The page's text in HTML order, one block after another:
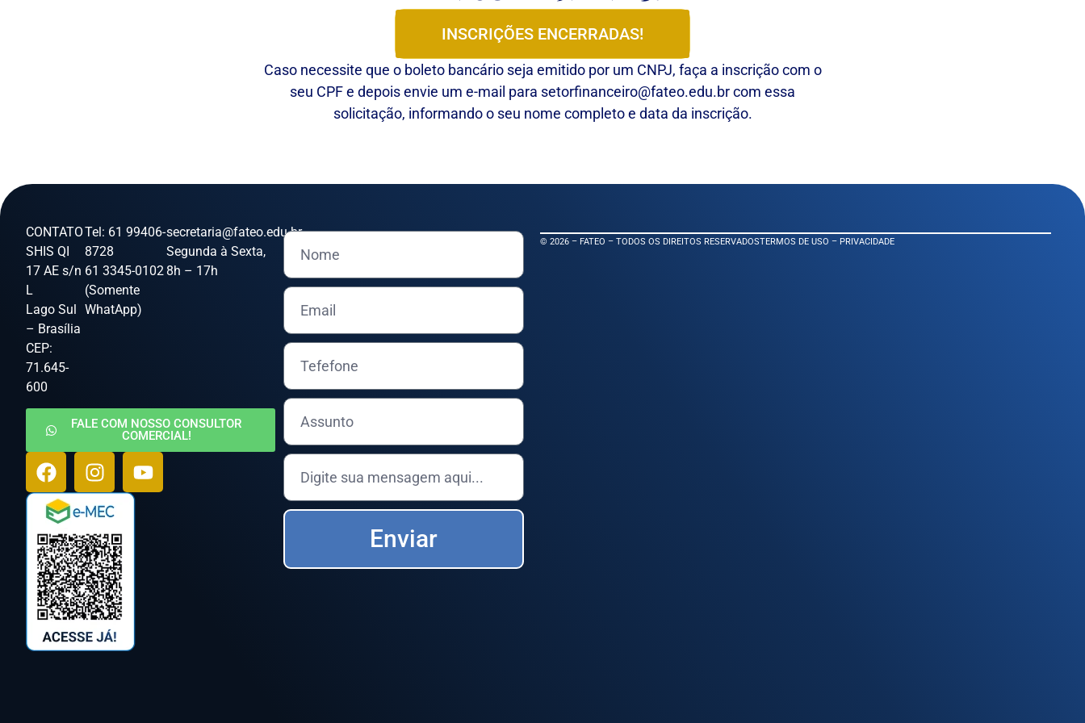
INSCRIÇÕES ENCERRADAS!
Caso necessite que o boleto bancário seja emitido por um CNPJ, faça a inscrição com o
seu CPF e depois envie um e-mail para setorfinanceiro@fateo.edu.br com essa
solicitação, informando o seu nome completo e data da inscrição.
CONTATO
SHIS QI
17 AE s/n
L
Lago Sul
– Brasília
CEP:
71.645-
600
Tel: 61 99406-
8728
61 3345-0102
(Somente
WhatApp)
secretaria@fateo.edu.br
Segunda à Sexta,
8h – 17h
FALE COM NOSSO CONSULTOR
COMERCIAL!
Enviar
© 2026 – FATEO – TODOS OS DIREITOS RESERVADOSTERMOS DE USO – PRIVACIDADE